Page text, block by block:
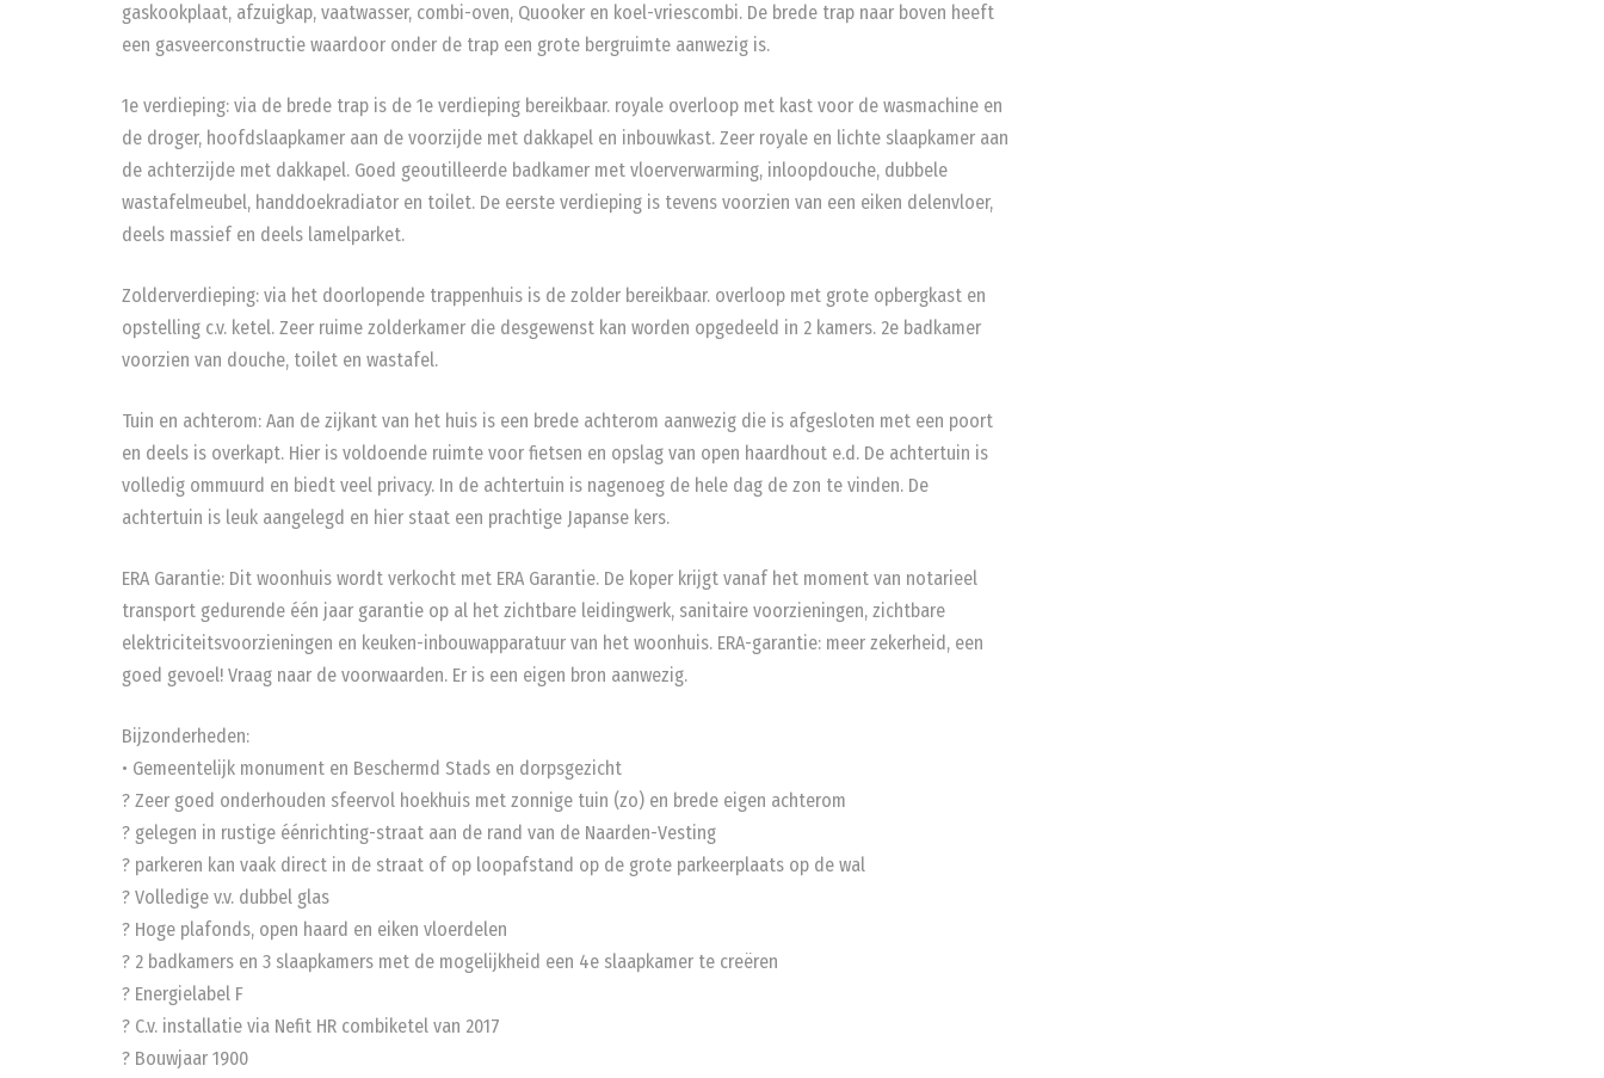
gaskookplaat, afzuigkap, vaatwasser, combi-oven, Quooker en koel-vriescombi. De brede trap naar boven heeft
een gasveerconstructie waardoor onder de trap een grote bergruimte aanwezig is.
1e verdieping: via de brede trap is de 1e verdieping bereikbaar. royale overloop met kast voor de wasmachine en
de droger, hoofdslaapkamer aan de voorzijde met dakkapel en inbouwkast. Zeer royale en lichte slaapkamer aan
de achterzijde met dakkapel. Goed geoutilleerde badkamer met vloerverwarming, inloopdouche, dubbele
wastafelmeubel, handdoekradiator en toilet. De eerste verdieping is tevens voorzien van een eiken delenvloer,
deels massief en deels lamelparket.
Zolderverdieping: via het doorlopende trappenhuis is de zolder bereikbaar. overloop met grote opbergkast en
opstelling c.v. ketel. Zeer ruime zolderkamer die desgewenst kan worden opgedeeld in 2 kamers. 2e badkamer
voorzien van douche, toilet en wastafel.
Tuin en achterom: Aan de zijkant van het huis is een brede achterom aanwezig die is afgesloten met een poort
en deels is overkapt. Hier is voldoende ruimte voor fietsen en opslag van open haardhout e.d. De achtertuin is
volledig ommuurd en biedt veel privacy. In de achtertuin is nagenoeg de hele dag de zon te vinden. De
achtertuin is leuk aangelegd en hier staat een prachtige Japanse kers.
ERA Garantie: Dit woonhuis wordt verkocht met ERA Garantie. De koper krijgt vanaf het moment van notarieel
transport gedurende één jaar garantie op al het zichtbare leidingwerk, sanitaire voorzieningen, zichtbare
elektriciteitsvoorzieningen en keuken-inbouwapparatuur van het woonhuis. ERA-garantie: meer zekerheid, een
goed gevoel! Vraag naar de voorwaarden. Er is een eigen bron aanwezig.
Bijzonderheden:
• Gemeentelijk monument en Beschermd Stads en dorpsgezicht
? Zeer goed onderhouden sfeervol hoekhuis met zonnige tuin (zo) en brede eigen achterom
? gelegen in rustige éénrichting-straat aan de rand van de Naarden-Vesting
? parkeren kan vaak direct in de straat of op loopafstand op de grote parkeerplaats op de wal
? Volledige v.v. dubbel glas
? Hoge plafonds, open haard en eiken vloerdelen
? 2 badkamers en 3 slaapkamers met de mogelijkheid een 4e slaapkamer te creëren
? Energielabel F
? C.v. installatie via Nefit HR combiketel van 2017
? Bouwjaar 1900